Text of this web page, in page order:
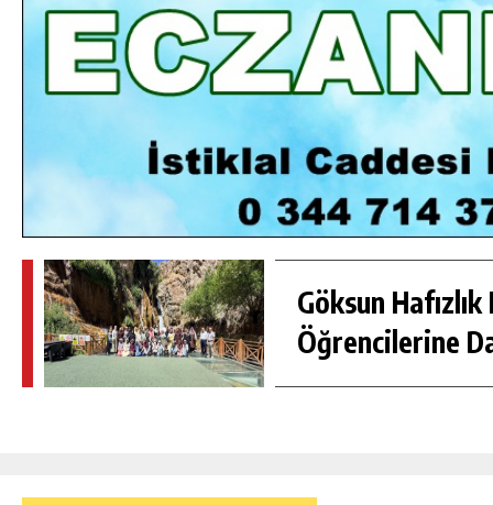
Göksun Hafızlık
Öğrencilerine
GÜNLÜK HABER AKIŞI
GÖKSUN HAFIZLIK KIZ KUR’AN KURSU
ÖĞRENCILERINE DARENDE GEZISI.